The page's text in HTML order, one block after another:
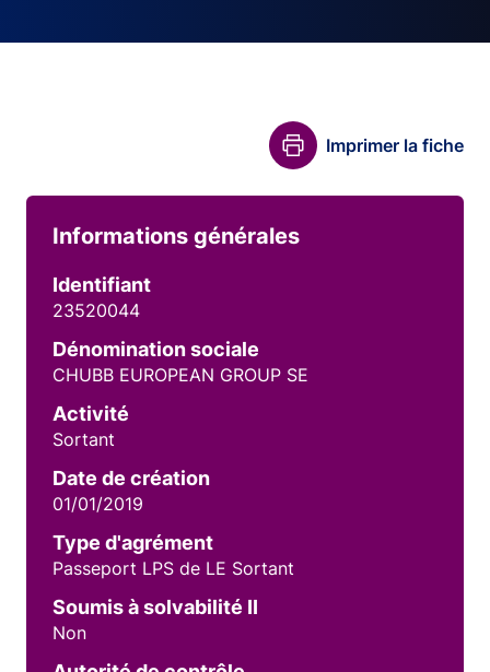
Imprimer la fiche
Informations générales
Identifiant
23520044
Dénomination sociale
CHUBB EUROPEAN GROUP SE
Activité
Sortant
Date de création
01/01/2019
Type d'agrément
Passeport LPS de LE Sortant
Soumis à solvabilité II
Non